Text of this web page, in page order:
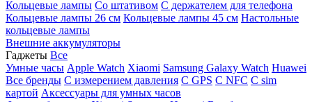
Кольцевые лампы Со штативом C держателем для телефона
Кольцевые лампы 26 см Кольцевые лампы 45 см Настольные
кольцевые лампы
Внешние аккумуляторы
Гаджеты Все
Умные часы Apple Watch Xiaomi Samsung Galaxy Watch Huawei
Все бренды C измерением давления C GPS C NFC C sim
картой Аксессуары для умных часов